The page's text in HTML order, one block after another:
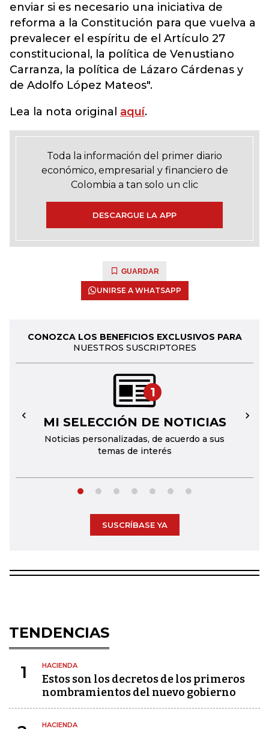
enviar si es necesario una iniciativa de
reforma a la Constitución para que vuelva a
prevalecer el espíritu de el Artículo 27
constitucional, la política de Venustiano
Carranza, la política de Lázaro Cárdenas y
de Adolfo López Mateos".
Lea la nota original aquí.
Toda la información del primer diario
económico, empresarial y financiero de
Colombia a tan solo un clic
DESCARGUE LA APP
GUARDAR
UNIRSE A WHATSAPP
CONOZCA LOS BENEFICIOS EXCLUSIVOS PARA
NUESTROS SUSCRIPTORES
1
MI SELECCIÓN DE NOTICIAS
Noticias personalizadas, de acuerdo a sus
temas de interés
← →
SUSCRÍBASE YA
TENDENCIAS
1 HACIENDA
Estos son los decretos de los primeros
nombramientos del nuevo gobierno
HACIENDA